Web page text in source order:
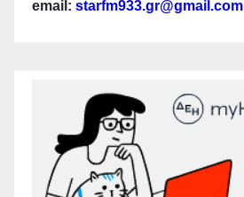
email: starfm933.gr@gmail.com